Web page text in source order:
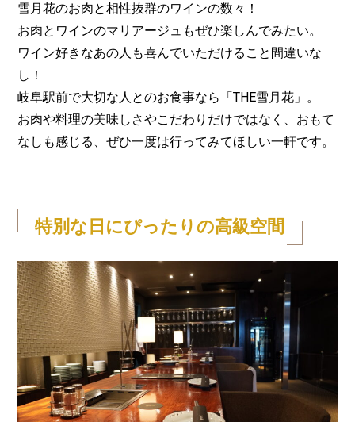
雪月花のお肉と相性抜群のワインの数々！
お肉とワインのマリアージュもぜひ楽しんでみたい。
ワイン好きなあの人も喜んでいただけること間違いな
し！
岐阜駅前で大切な人とのお食事なら「THE雪月花」。
お肉や料理の美味しさやこだわりだけではなく、おもて
なしも感じる、ぜひ一度は行ってみてほしい一軒です。
特別な日にぴったりの高級空間